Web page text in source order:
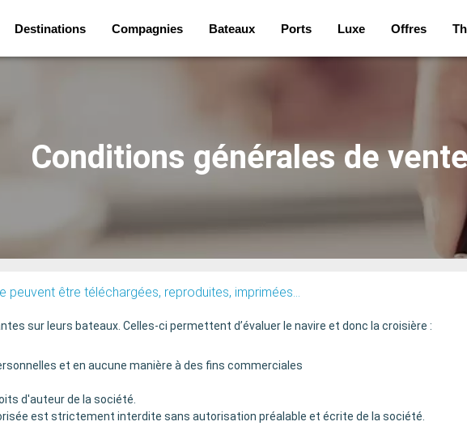
Destinations Compagnies Bateaux Ports Luxe Offres
Conditions générales de vente
être téléchargées, reproduites, imprimées...
sur leurs bateaux. Celles-ci permettent d’évaluer le navire et donc la croisière :
et en aucune manière à des fins commerciales
d'auteur de la société.
est strictement interdite sans autorisation préalable et écrite de la société.